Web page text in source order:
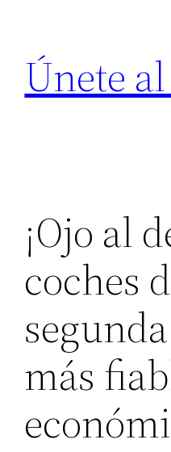
contenido
Únete
¡Ojo al
coches
más